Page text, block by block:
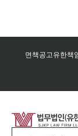
면책공고유한책